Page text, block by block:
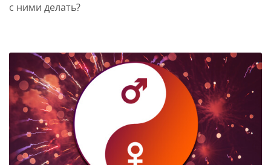
с ними делать?